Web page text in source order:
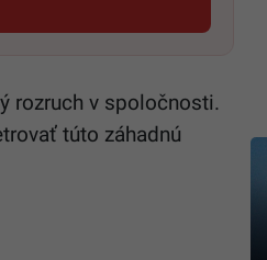
v novom okne
rozruch v spoločnosti.
túto záhadnú